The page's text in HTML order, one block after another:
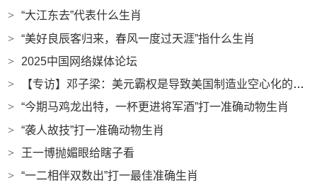
>
“大江东去”代表什么生肖
>
“美好良辰客归来，春风一度过天涯”指什么生肖
>
2025中国网络媒体论坛
>
【专访】邓子梁：美元霸权是导致美国制造业空心化的深层原因|界面新闻
>
“今期马鸡龙出特，一杯更进将军酒”打一准确动物生肖
>
“袭人故技”打一准确动物生肖
>
王一博抛媚眼给瞎子看
>
“一二相伴双数出”打一最佳准确生肖